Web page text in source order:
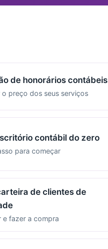
de honorários contábeis
o preço dos seus serviços
contábil do zero
para começar
de clientes de
e fazer a compra